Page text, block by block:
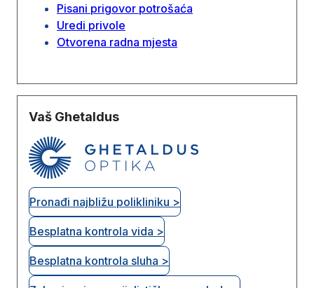
Pisani prigovor potrošaća
Uredi privole
Otvorena radna mjesta
Vaš Ghetaldus
Pronađi najbližu polikliniku >
Besplatna kontrola vida >
Besplatna kontrola sluha >